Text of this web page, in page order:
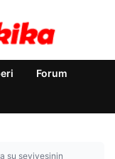
Forum
su seviyesinin